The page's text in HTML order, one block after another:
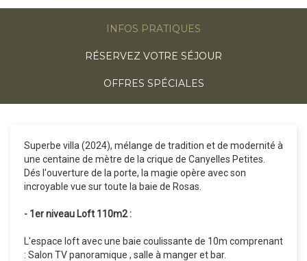
INFOS PRATIQUES
RÉSERVEZ VOTRE SÉJOUR
OFFRES SPÉCIALES
Superbe villa (2024), mélange de tradition et de modernité à
une centaine de mètre de la crique de Canyelles Petites.
Dés l'ouverture de la porte, la magie opère avec son
incroyable vue sur toute la baie de Rosas.
- 1er niveau Loft 110m2 :
L'espace loft avec une baie coulissante de 10m comprenant
: Salon TV panoramique , salle à manger et bar.